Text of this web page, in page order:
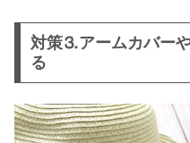
対策⒊アームカバー
る